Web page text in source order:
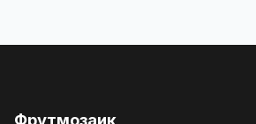
Фрутмозаик